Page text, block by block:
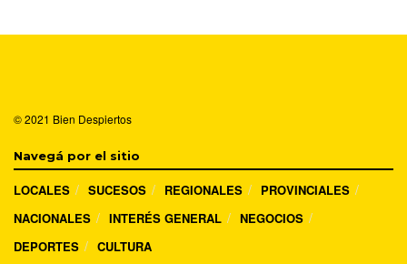
© 2021 Bien Despiertos
Navegá por el sitio
LOCALES SUCESOS REGIONALES
PROVINCIALES
NACIONALES
INTERÉS GENERAL
NEGOCIOS
DEPORTES
CULTURA